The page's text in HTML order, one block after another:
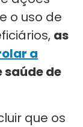
o uso de
as
a
saúde de
que os